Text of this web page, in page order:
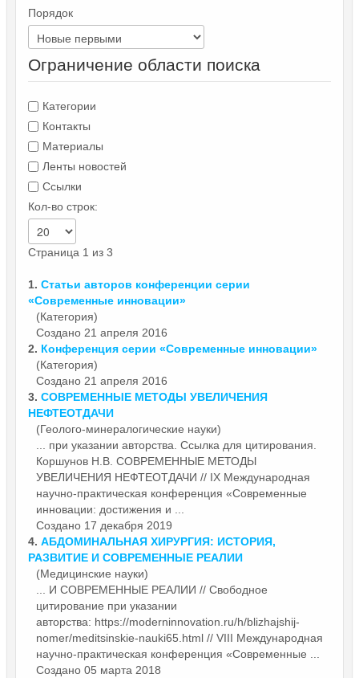
Порядок
Ограничение области поиска
Категории
Контакты
Материалы
Ленты новостей
Ссылки
Кол-во строк:
Страница 1 из 3
1. Статьи авторов конференции серии
«Современные инновации»
(Категория)
Создано 21 апреля 2016
2. Конференция серии «Современные инновации»
(Категория)
Создано 21 апреля 2016
3. СОВРЕМЕННЫЕ МЕТОДЫ УВЕЛИЧЕНИЯ
НЕФТЕОТДАЧИ
(Геолого-минералогические науки)
... при указании авторства. Ссылка для цитирования.
Коршунов Н.В. СОВРЕМЕННЫЕ МЕТОДЫ
УВЕЛИЧЕНИЯ НЕФТЕОТДАЧИ // IX Международная
научно-практическая конференция «Современные
инновации: достижения и ...
Создано 17 декабря 2019
4. АБДОМИНАЛЬНАЯ ХИРУРГИЯ: ИСТОРИЯ,
РАЗВИТИЕ И СОВРЕМЕННЫЕ РЕАЛИИ
(Медицинские науки)
... И СОВРЕМЕННЫЕ РЕАЛИИ // Свободное
цитирование при указании
авторства: https://moderninnovation.ru/h/blizhajshij-
nomer/meditsinskie-nauki65.html // VIII Международная
научно-практическая конференция «Современные ...
Создано 05 марта 2018